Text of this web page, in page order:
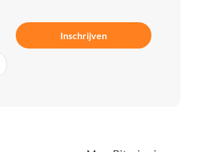
Inschrijven